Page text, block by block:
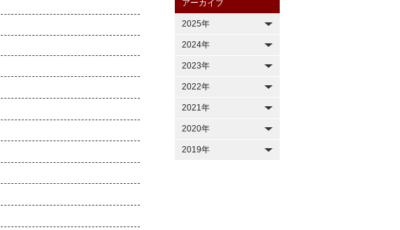
アーカイブ
2025年
2024年
2023年
2022年
2021年
2020年
2019年